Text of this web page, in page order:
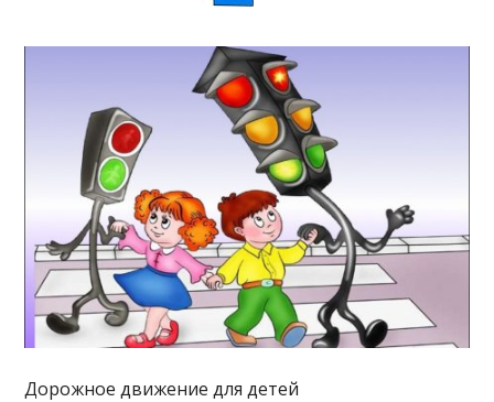
Дорожное движение для детей